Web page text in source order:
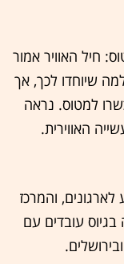
חיל האוויר אמור
שיוחדו לכך, אך
למטוס. נראה
האווירית.
והמרכז
עובדים עם